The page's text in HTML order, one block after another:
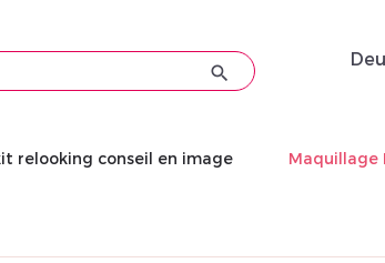

relooking conseil en image Maquillage